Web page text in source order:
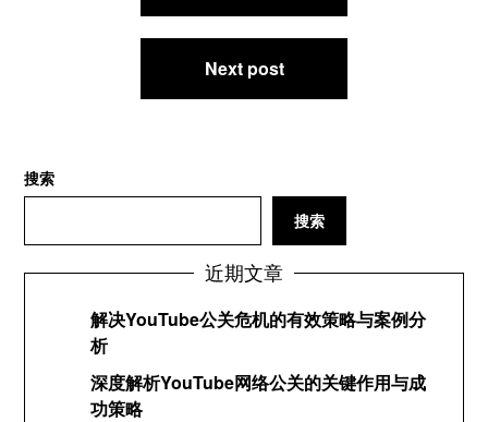
Next post
搜索
搜索
近期文章
解决YouTube公关危机的有效策略与案例分
析
深度解析YouTube网络公关的关键作用与成
功策略